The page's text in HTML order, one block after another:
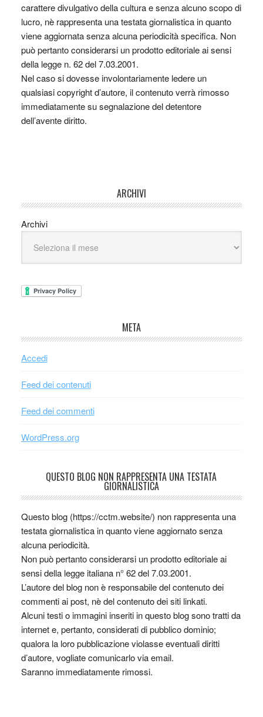
carattere divulgativo della cultura e senza alcuno scopo di
lucro, nè rappresenta una testata giornalistica in quanto
viene aggiornata senza alcuna periodicità specifica. Non
può pertanto considerarsi un prodotto editoriale ai sensi
della legge n. 62 del 7.03.2001.
Nel caso si dovesse involontariamente ledere un
qualsiasi copyright d’autore, il contenuto verrà rimosso
immediatamente su segnalazione del detentore
dell’avente diritto.
ARCHIVI
Archivi
META
Accedi
Feed dei contenuti
Feed dei commenti
WordPress.org
QUESTO BLOG NON RAPPRESENTA UNA TESTATA
GIORNALISTICA
Questo blog (https://cctm.website/) non rappresenta una
testata giornalistica in quanto viene aggiornato senza
alcuna periodicità.
Non può pertanto considerarsi un prodotto editoriale ai
sensi della legge italiana n° 62 del 7.03.2001.
L’autore del blog non è responsabile del contenuto dei
commenti ai post, nè del contenuto dei siti linkati.
Alcuni testi o immagini inseriti in questo blog sono tratti da
internet e, pertanto, considerati di pubblico dominio;
qualora la loro pubblicazione violasse eventuali diritti
d’autore, vogliate comunicarlo via email.
Saranno immediatamente rimossi.